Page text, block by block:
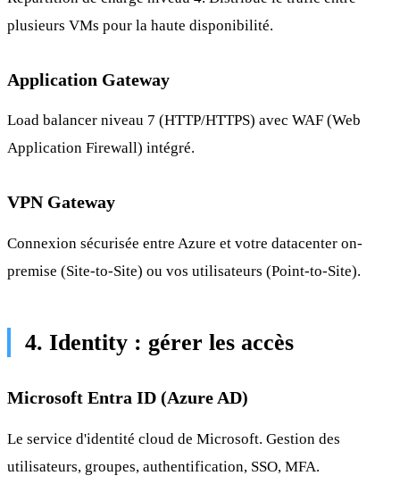
plusieurs VMs pour la haute disponibilité.
Application Gateway
Load balancer niveau 7 (HTTP/HTTPS) avec WAF (Web
Application Firewall) intégré.
VPN Gateway
Connexion sécurisée entre Azure et votre datacenter on-
premise (Site-to-Site) ou vos utilisateurs (Point-to-Site).
4. Identity : gérer les accès
Microsoft Entra ID (Azure AD)
Le service d'identité cloud de Microsoft. Gestion des
utilisateurs, groupes, authentification, SSO, MFA.